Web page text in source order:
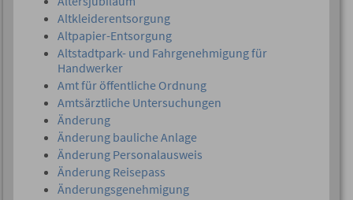
Altkleiderentsorgung
Altpapier-Entsorgung
Altstadtpark- und Fahrgenehmigung für
Handwerker
Amt für öffentliche Ordnung
Amtsärztliche Untersuchungen
Änderung
Änderung bauliche Anlage
Änderung Personalausweis
Änderung Reisepass
Änderungsgenehmigung